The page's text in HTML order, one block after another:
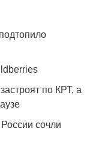
по КРТ, а
сочли